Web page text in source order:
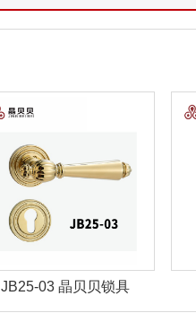
JB25-03 晶贝贝锁具